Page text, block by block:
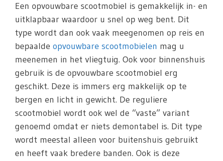
Een opvouwbare scootmobiel is gemakkelijk in- en
uitklapbaar waardoor u snel op weg bent. Dit
type wordt dan ook vaak meegenomen op reis en
bepaalde opvouwbare scootmobielen mag u
meenemen in het vliegtuig. Ook voor binnenshuis
gebruik is de opvouwbare scootmobiel erg
geschikt. Deze is immers erg makkelijk op te
bergen en licht in gewicht. De reguliere
scootmobiel wordt ook wel de “vaste” variant
genoemd omdat er niets demontabel is. Dit type
wordt meestal alleen voor buitenshuis gebruikt
en heeft vaak bredere banden. Ook is deze